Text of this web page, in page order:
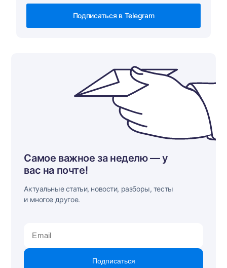
Подписаться в Telegram
Самое важное за неделю — у
вас на почте!
Актуальные статьи, новости, разборы, тесты
и многое другое.
Подписаться